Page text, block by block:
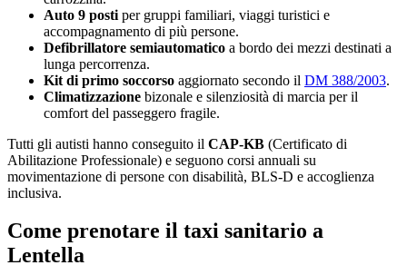
Auto 9 posti per gruppi familiari, viaggi turistici e
accompagnamento di più persone.
Defibrillatore semiautomatico a bordo dei mezzi destinati a
lunga percorrenza.
Kit di primo soccorso aggiornato secondo il DM 388/2003.
Climatizzazione bizonale e silenziosità di marcia per il
comfort del passeggero fragile.
Tutti gli autisti hanno conseguito il CAP-KB (Certificato di
Abilitazione Professionale) e seguono corsi annuali su
movimentazione di persone con disabilità, BLS-D e accoglienza
inclusiva.
Come prenotare il taxi sanitario a
Lentella